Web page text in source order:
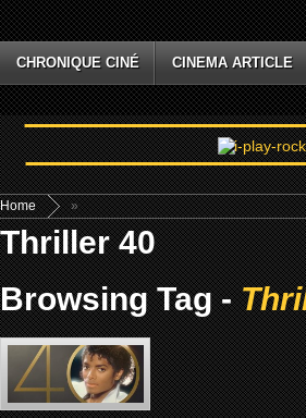
CHRONIQUE CINÉ CINEMA ARTICLE
Home »
Thriller 40
Browsing Tag -